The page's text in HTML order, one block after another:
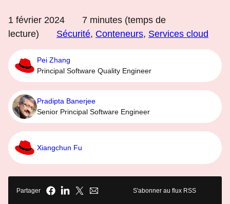
1 février 2024 7 minutes (temps de
lecture)
Sécurité, Conteneurs, Services cloud
Pei Zhang
Principal Software Quality Engineer
Pradipta Banerjee
Senior Principal Software Engineer
Xiangchun Fu
Partager S'abonner au flux RSS